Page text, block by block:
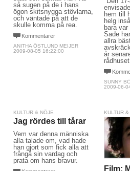
så sugen på de i hans
ögon skitsnygga stövlarna,
och väntade på att de
skulle komma på rea.
Kommentarer
ANITHA ÖSTLUND MEIJER
2009-08-05 16:22:00
hem till
helg
bara
Sade
allra
år
SUNNY
2009-06-
KULTUR & NÖJE
Jag rördes till tårar
Vem var denna människa
alla talade om, vad hade
han gjort som fick alla att
frångå sin vardag och
prata om hans bravur.
KULTUR
Film: